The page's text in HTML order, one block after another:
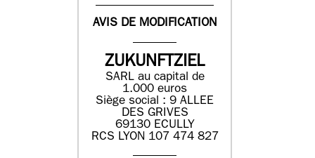
AVIS DE MODIFICATION
ZUKUNFTZIEL
SARL au capital de
1.000 euros
Siège social : 9 ALLEE
DES GRIVES
69130 ECULLY
RCS LYON 107 474 827